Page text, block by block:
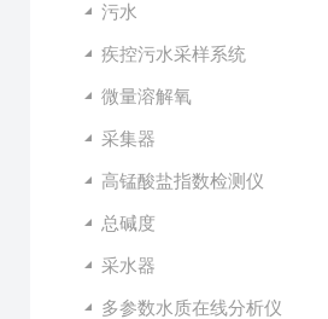
污水
疾控污水采样系统
微量溶解氧
采集器
高锰酸盐指数检测仪
总碱度
采水器
多参数水质在线分析仪